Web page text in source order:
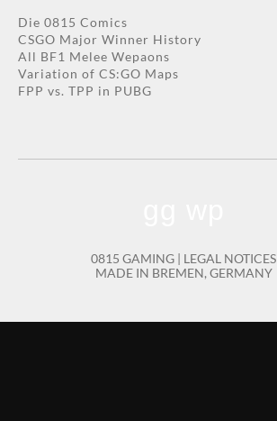
Die 0815 Comics
CSGO Major Winner History
All BF1 Melee Wepaons
Variation of CS:GO Maps
FPP vs. TPP in PUBG
0815 GAMING | LEGAL NOTICES
MADE IN BREMEN, GERMANY